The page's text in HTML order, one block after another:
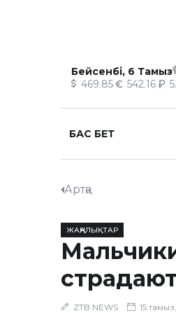
Бейсенбі, 6 Тамыз
469.85 542.16
БАС БЕТ
Артқа
ЖАҢАЛЫҚТАР
ZTB NEWS 15